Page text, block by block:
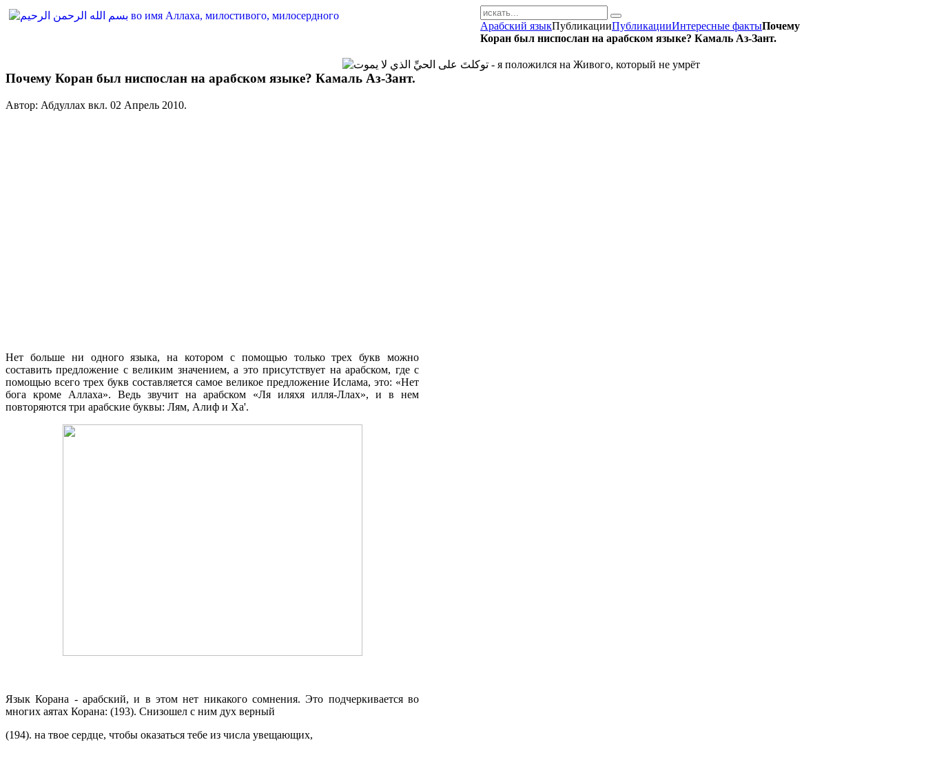
Арабский языкПубликацииПубликацииИнтересные фактыПочему
Коран был ниспослан на арабском языке? Камаль Аз-Зант.
Почему Коран был ниспослан на арабском языке? Камаль Аз-Зант.
Автор: Абдуллах вкл. 02 Апрель 2010.
Нет больше ни одного языка, на котором с помощью только трех букв можно
составить предложение с великим значением, а это присутствует на арабском, где с
помощью всего трех букв составляется самое великое предложение Ислама, это: «Нет
бога кроме Аллаха». Ведь звучит на арабском «Ля иляхя илля-Ллах», и в нем
повторяются три арабские буквы: Лям, Алиф и Ха'.
Язык Корана - арабский, и в этом нет никакого сомнения. Это подчеркивается во
многих аятах Корана: (193). Снизошел с ним дух верный
(194). на твое сердце, чтобы оказаться тебе из числа увещающих,